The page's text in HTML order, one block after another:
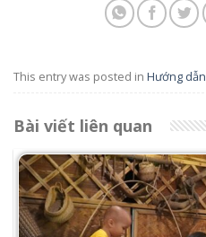
This entry was posted in Hướng dẫn
Bài viết liên quan